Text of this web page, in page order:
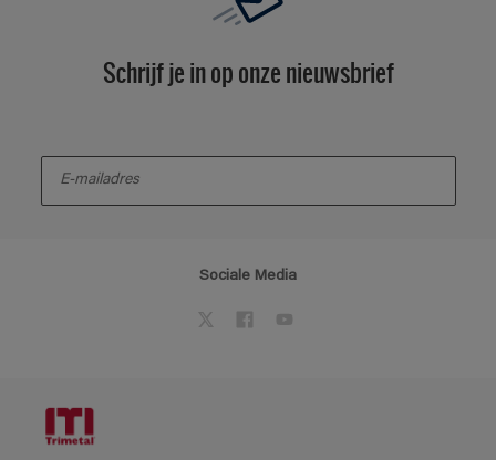
Schrijf je in op onze nieuwsbrief
Sociale Media